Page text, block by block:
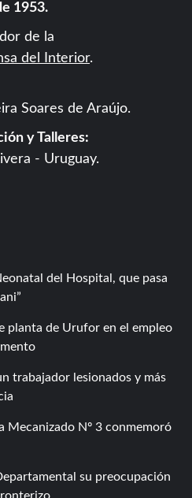
1953.
de la
del Interior.
Soares de Araújo.
y Talleres:
- Uruguay.
del Hospital, que pasa
planta de Urufor en el empleo
trabajador lesionados y más
Mecanizado Nº 3 conmemoró
su preocupación